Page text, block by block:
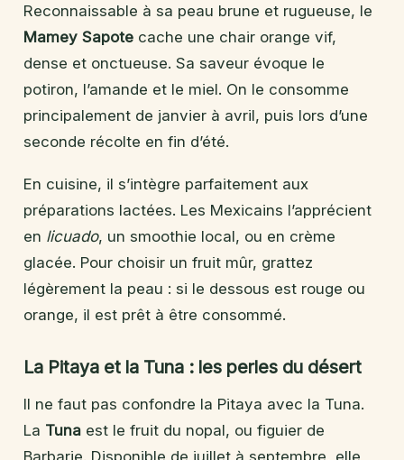
Reconnaissable à sa peau brune et rugueuse, le
Mamey Sapote cache une chair orange vif,
dense et onctueuse. Sa saveur évoque le
potiron, l’amande et le miel. On le consomme
principalement de janvier à avril, puis lors d’une
seconde récolte en fin d’été.
En cuisine, il s’intègre parfaitement aux
préparations lactées. Les Mexicains l’apprécient
en licuado, un smoothie local, ou en crème
glacée. Pour choisir un fruit mûr, grattez
légèrement la peau : si le dessous est rouge ou
orange, il est prêt à être consommé.
La Pitaya et la Tuna : les perles du désert
Il ne faut pas confondre la Pitaya avec la Tuna.
La Tuna est le fruit du nopal, ou figuier de